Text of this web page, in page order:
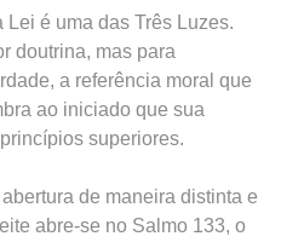
Lei é uma das Três Luzes.
doutrina, mas para
a referência moral que
ao iniciado que sua
superiores.
de maneira distinta e
abre-se no Salmo 133, o